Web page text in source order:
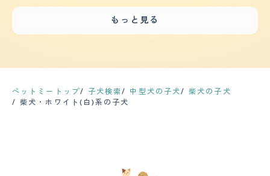
安だったこと：迎え入れ直後はトイレトレーニングで苦戦
しました。体をかゆがって毛が抜けたりしてアトピー正皮
た。柴犬は飼い主に忠実で、躾などはしやすい。帰るたび
ず、クンクンとなくぐらいで、構ってほしいと理由は定か
歩するので、自身が痩せてきた傾向にあるのは、犬のおか
げ。ご飯をたくさん食べるので、ドッグフードの消費量は
多いです。 【お手入れ】 柴犬なので見た目の毛が短く感
じますが意外と長いです。質感は柔らかいというよりは結
場の蚊には気をつけています。 【鳴き声】 鳴き声はほと
んど気にならないくらいあまり鳴きません。性格にもよる
とがわかるところも面白いなぁと感じています。 第一印
便屋さんにはヘルメットを被っていても吠えなくなりまし
た。 【落ち着き】 とても穏やかで家の中で騒いだり、走
ませんが、散歩に連れてってもらえる時だけは、嬉しいの
限必要なしつけは自宅で行いました。 物覚えが良く、ト
イレは直ぐに覚えてくれたので、すごく助かりました。お
もっと見る
ペットミートップ 子犬検索 中型犬の子犬
柴犬の子犬
柴犬・ホワイト(白)系の子犬